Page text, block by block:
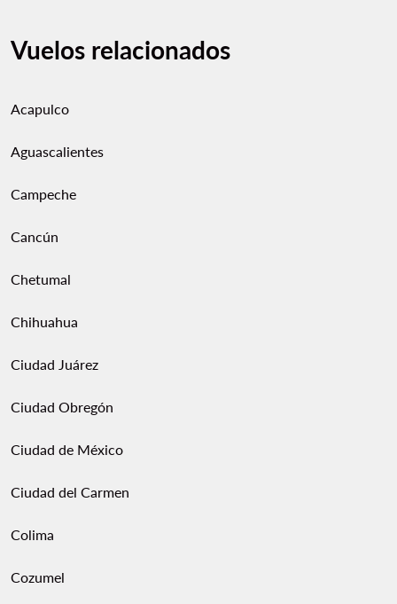
Vuelos relacionados
Acapulco
Aguascalientes
Campeche
Cancún
Chetumal
Chihuahua
Ciudad Juárez
Ciudad Obregón
Ciudad de México
Ciudad del Carmen
Colima
Cozumel